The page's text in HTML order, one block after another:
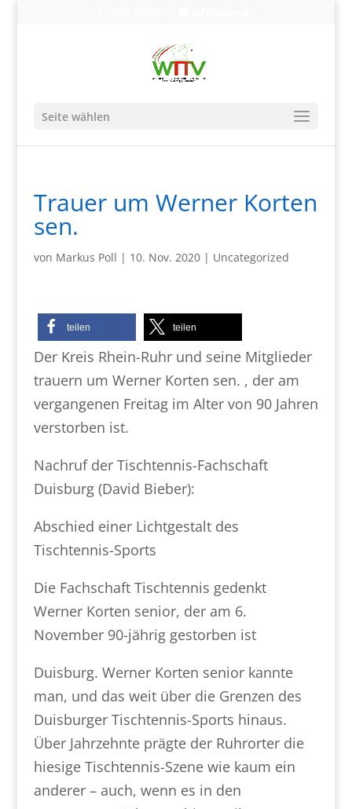
Seite wählen
Trauer um Werner Korten
sen.
von Markus Poll | 10. Nov. 2020| Uncategorized
teilen teilen
Der Kreis Rhein-Ruhr und seine Mitglieder
trauern um Werner Korten sen. , der am
vergangenen Freitag im Alter von 90 Jahren
verstorben ist.
Nachruf der Tischtennis-Fachschaft
Duisburg (David Bieber):
Abschied einer Lichtgestalt des
Tischtennis-Sports
Die Fachschaft Tischtennis gedenkt
Werner Korten senior, der am 6.
November 90-jährig gestorben ist
Duisburg. Werner Korten senior kannte
man, und das weit über die Grenzen des
Duisburger Tischtennis-Sports hinaus.
Über Jahrzehnte prägte der Ruhrorter die
hiesige Tischtennis-Szene wie kaum ein
anderer – auch, wenn es in den